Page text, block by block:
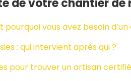
de votre chantier de
vous avez besoin
: qui intervient après qui ?
pour trouver un artisan